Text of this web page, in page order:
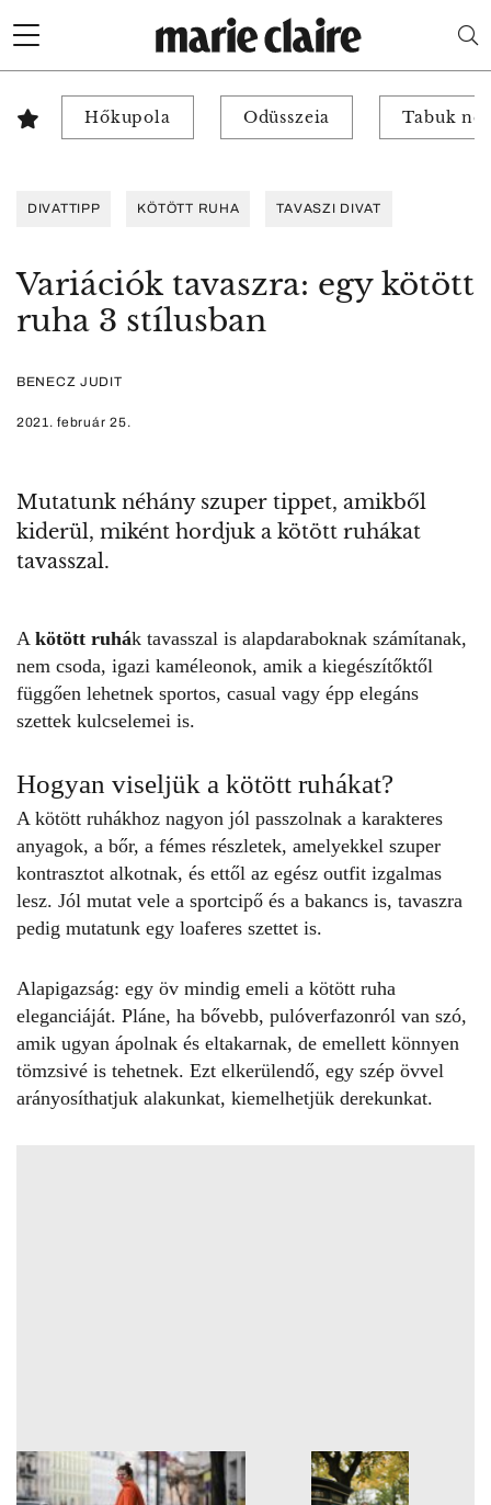
Hőkupola Odüsszeia Tabuk
DIVATTIPP KÖTÖTT RUHA TAVASZI DIVAT
Variációk tavaszra: egy kötött
ruha 3 stílusban
BENECZ JUDIT
2021. február 25.
Mutatunk néhány szuper tippet, amikből
kiderül, miként hordjuk a kötött ruhákat
tavasszal.
A kötött ruhák tavasszal is alapdaraboknak számítanak,
nem csoda, igazi kaméleonok, amik a kiegészítőktől
függően lehetnek sportos, casual vagy épp elegáns
szettek kulcselemei is.
Hogyan viseljük a kötött ruhákat?
A kötött ruhákhoz nagyon jól passzolnak a karakteres
anyagok, a bőr, a fémes részletek, amelyekkel szuper
kontrasztot alkotnak, és ettől az egész outfit izgalmas
lesz. Jól mutat vele a sportcipő és a bakancs is, tavaszra
pedig mutatunk egy loaferes szettet is.
Alapigazság: egy öv mindig emeli a kötött ruha
eleganciáját. Pláne, ha bővebb, pulóverfazonról van szó,
amik ugyan ápolnak és eltakarnak, de emellett könnyen
tömzsivé is tehetnek. Ezt elkerülendő, egy szép övvel
arányosíthatjuk alakunkat, kiemelhetjük derekunkat.